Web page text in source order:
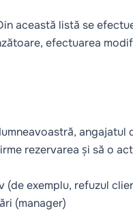
această listă se
efectuarea
angajatul
rezervarea și să o
exemplu, refuzul
(manager)